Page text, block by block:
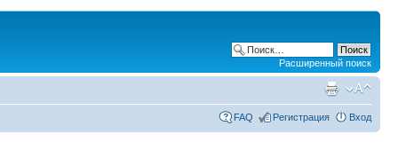
Расширенный поиск
FAQ Регистрация Вход